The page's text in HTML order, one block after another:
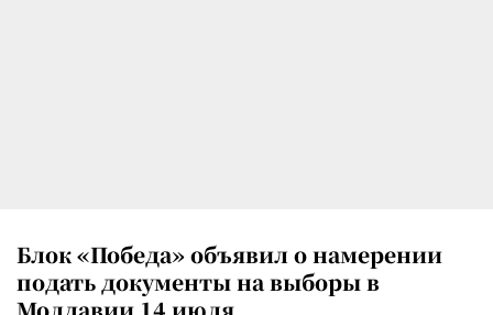
Блок «Победа» объявил о намерении
подать документы на выборы в
Молдавии 14 июля